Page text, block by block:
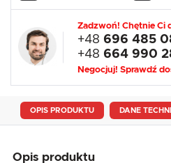
Zadzwoń! Chętnie Ci
+48 696 485
+48 664 990
Negocjuj! Sprawdź
OPIS PRODUKTU DANE
Opis produktu